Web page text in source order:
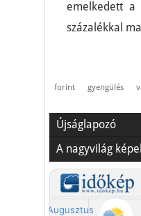
emelkedett
százalékkal
forint gyengülés
Újságlapozó
A nagyvilág